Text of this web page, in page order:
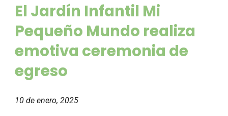
El Jardín Infantil Mi
Pequeño Mundo realiza
emotiva ceremonia de
egreso
10 de enero, 2025